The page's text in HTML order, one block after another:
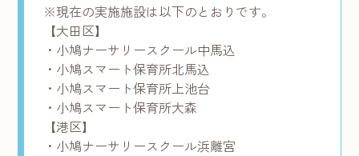
※現在の実施施設は以下のとおりです。
【大田区】
・小鳩ナーサリースクール中馬込
・小鳩スマート保育所北馬込
・小鳩スマート保育所上池台
・小鳩スマート保育所大森
【港区】
・小鳩ナーサリースクール浜離宮